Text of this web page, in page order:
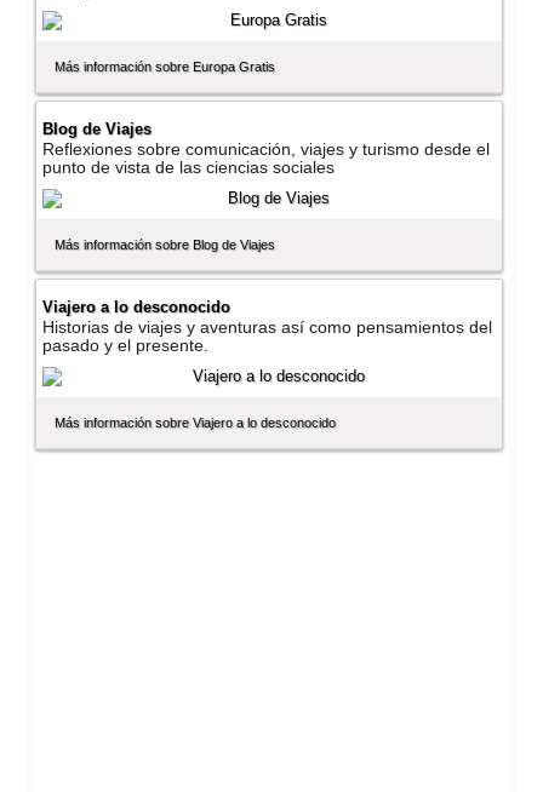
Más información sobre Europa Gratis
Blog de Viajes
Reflexiones sobre comunicación, viajes y turismo desde el
punto de vista de las ciencias sociales
Más información sobre Blog de Viajes
Viajero a lo desconocido
Historias de viajes y aventuras así­ como pensamientos del
pasado y el presente.
Más información sobre Viajero a lo desconocido